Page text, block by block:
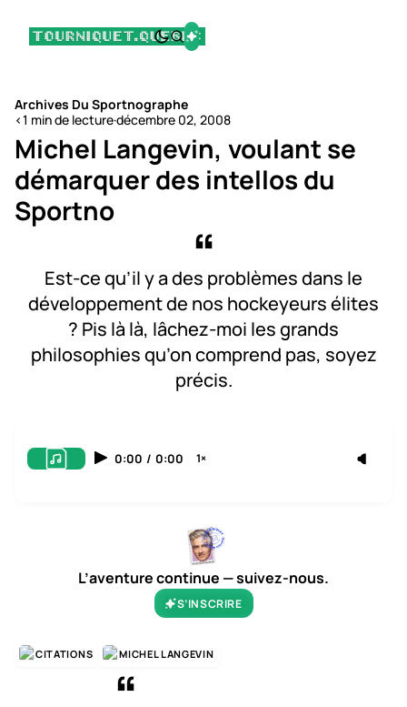
Archives Du Sportnographe
<1 min de lecture·décembre 02, 2008
Michel Langevin, voulant se
démarquer des intellos du
Sportno
Est-ce qu’il y a des problèmes dans le
développement de nos hockeyeurs élites
? Pis là là, lâchez-moi les grands
philosophies qu’on comprend pas, soyez
précis.
0:00 / 0:00 1×
L’aventure continue — suivez-nous.
S’INSCRIRE
CITATIONS MICHEL LANGEVIN